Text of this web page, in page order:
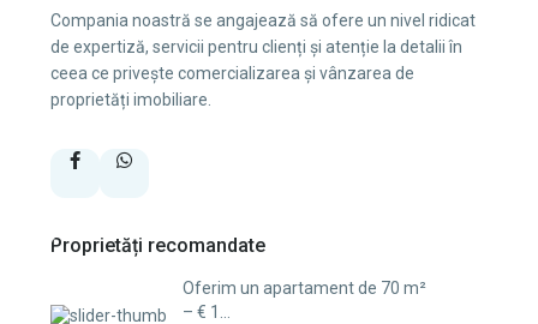
Compania noastră se angajează să ofere un nivel ridicat
de expertiză, servicii pentru clienți și atenție la detalii în
ceea ce privește comercializarea și vânzarea de
proprietăți imobiliare.
Proprietăți recomandate
Oferim un apartament de 70 m²
– € 1...